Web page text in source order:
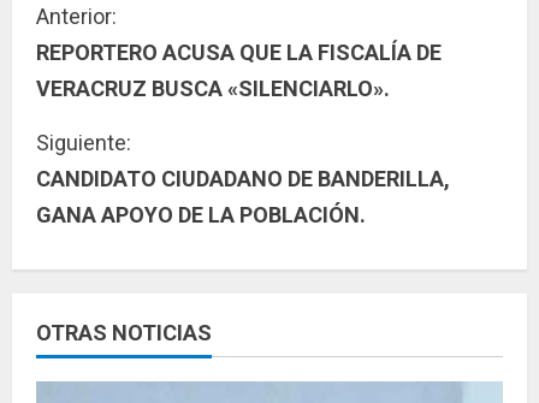
S
i
g
u
e
l
e
y
Anterior:
REPORTERO ACUSA QUE LA FISCALÍA DE
VERACRUZ BUSCA «SILENCIARLO».
Siguiente:
CANDIDATO CIUDADANO DE BANDERILLA,
GANA APOYO DE LA POBLACIÓN.
OTRAS NOTICIAS